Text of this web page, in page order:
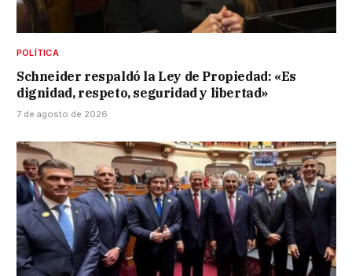
POLÍTICA
Schneider respaldó la Ley de Propiedad: «Es
dignidad, respeto, seguridad y libertad»
7 de agosto de 2026